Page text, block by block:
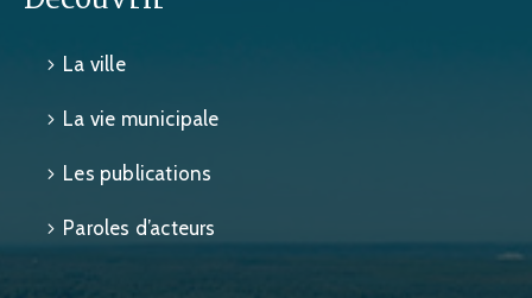
La ville
La vie municipale
Les publications
Paroles d’acteurs